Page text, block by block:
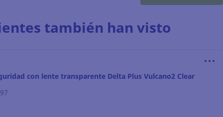
también han visto
con lente transparente Delta Plus Vulcano2 Clear